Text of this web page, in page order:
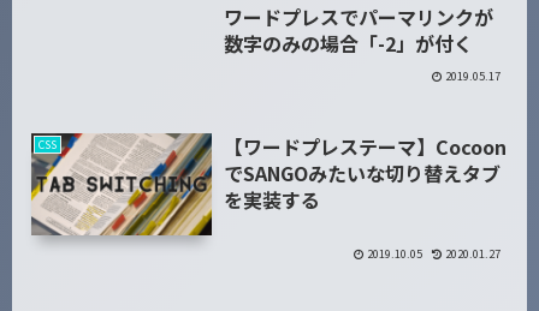
ワードプレスでパーマリンクが
数字のみの場合「-2」が付く
2019.05.17
CSS
【ワードプレステーマ】Cocoon
でSANGOみたいな切り替えタブ
を実装する
2019.10.05 2020.01.27